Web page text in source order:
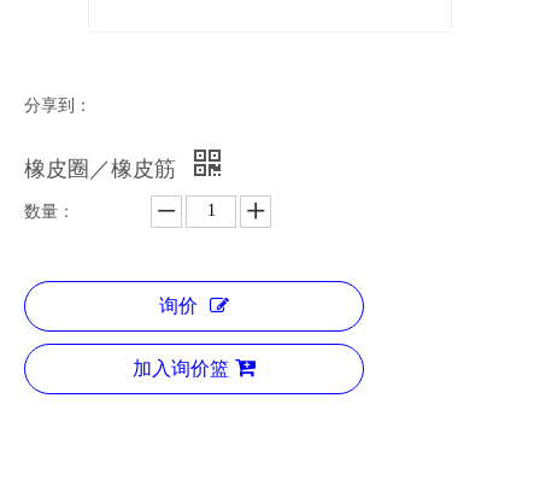
分享到：
橡皮圈／橡皮筋
数量：
询价
加入询价篮